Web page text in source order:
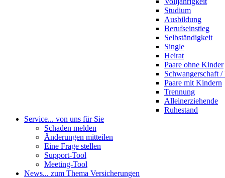
Studium
Ausbildung
Berufseinstieg
Selbständigkeit
Single
Heirat
Paare ohne Kinder
Schwangerschaft
Paare mit Kindern
Trennung
Alleinerziehende
Ruhestand
Service... von uns für Sie
Schaden melden
Änderungen mitteilen
Eine Frage stellen
Support-Tool
Meeting-Tool
News... zum Thema Versicherungen